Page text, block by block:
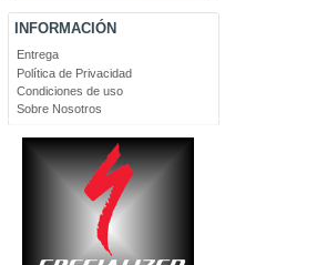
INFORMACIÓN
Entrega
Política de Privacidad
Condiciones de uso
Sobre Nosotros